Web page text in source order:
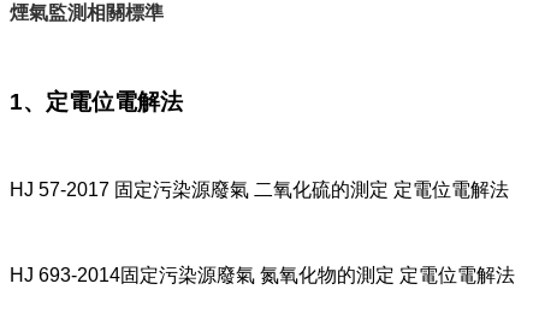
煙氣監測相關標準
1、定電位電解法
HJ 57-2017 固定污染源廢氣 二氧化硫的測定 定電位電解法
HJ 693-2014固定污染源廢氣 氮氧化物的測定 定電位電解法